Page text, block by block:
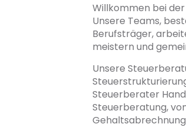
Willkommen bei
Unsere Teams,
Berufsträger,
meistern und
Unsere
Steuerberater
Steuerberatung,